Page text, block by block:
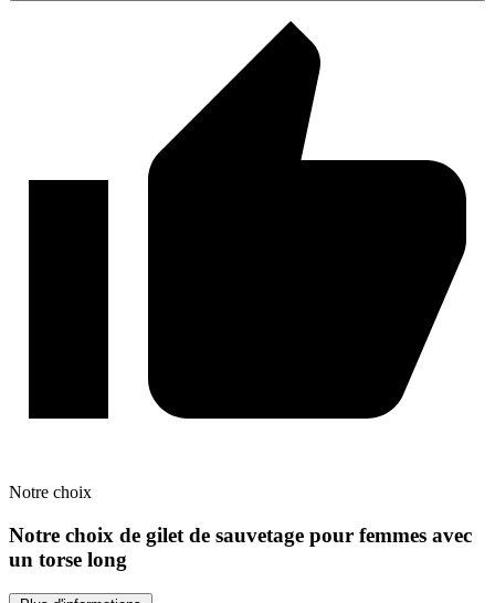
Notre choix
Notre choix de gilet de sauvetage pour femmes avec
un torse long